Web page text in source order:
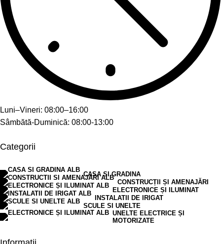
Luni–Vineri: 08:00–16:00
Sâmbătă-Duminică: 08:00-13:00
Categorii
CASA SI GRADINA
CONSTRUCȚII ȘI AMENAJĂRI
ELECTRONICE ȘI ILUMINAT
INSTALATII DE IRIGAT
SCULE SI UNELTE
UNELTE ELECTRICE ȘI
MOTORIZATE